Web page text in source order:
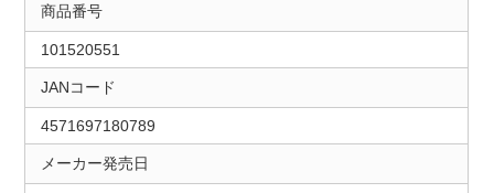
商品番号
101520551
JANコード
4571697180789
メーカー発売日